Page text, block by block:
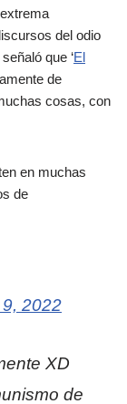
del odio
que ‘El
de
cosas, con
en muchas
de
2022
XD
de